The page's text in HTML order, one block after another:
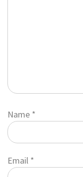
Name *
Email *